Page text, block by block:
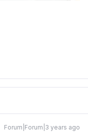
Forum|Forum|3 years ago